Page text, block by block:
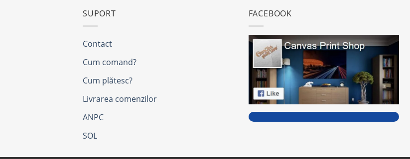
SUPORT
Contact
Cum comand?
Cum plătesc?
Livrarea comenzilor
ANPC
SOL
FACEBOOK